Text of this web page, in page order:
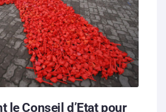
le Conseil d’Etat pour